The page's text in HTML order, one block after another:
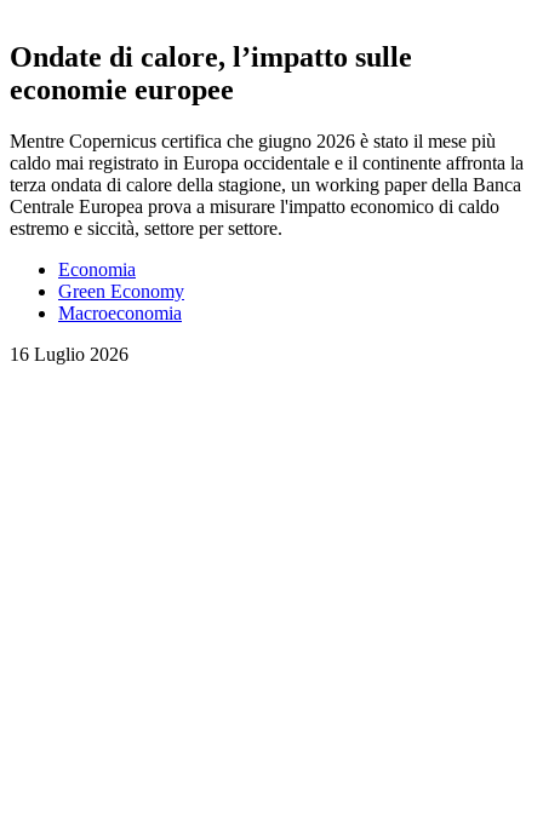
Ondate di calore, l’impatto sulle
economie europee
Mentre Copernicus certifica che giugno 2026 è stato il mese più
caldo mai registrato in Europa occidentale e il continente affronta la
terza ondata di calore della stagione, un working paper della Banca
Centrale Europea prova a misurare l'impatto economico di caldo
estremo e siccità, settore per settore.
Economia
Green Economy
Macroeconomia
16 Luglio 2026